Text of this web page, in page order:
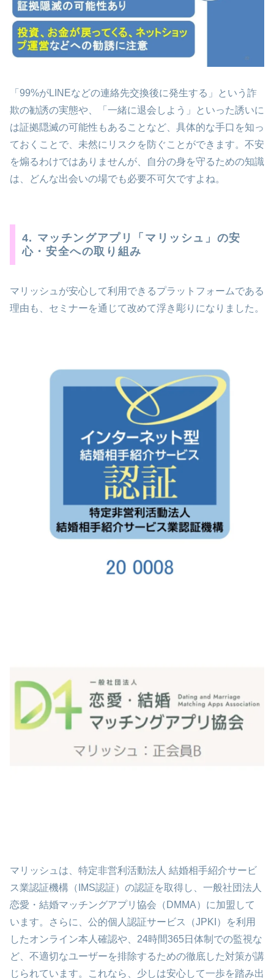
「99%がLINEなどの連絡先交換後に発生する」という詐
欺の勧誘の実態や、「一緒に退会しよう」といった誘いに
は証拠隠滅の可能性もあることなど、具体的な手口を知っ
ておくことで、未然にリスクを防ぐことができます。不安
を煽るわけではありませんが、自分の身を守るための知識
は、どんな出会いの場でも必要不可欠ですよね。
4. マッチングアプリ「マリッシュ」の安
心・安全への取り組み
マリッシュが安心して利用できるプラットフォームである
理由も、セミナーを通じて改めて浮き彫りになりました。
マリッシュは、特定非営利活動法人 結婚相手紹介サービ
ス業認証機構（IMS認証）の認証を取得し、一般社団法人
恋愛・結婚マッチングアプリ協会（DMMA）に加盟して
います。さらに、公的個人認証サービス（JPKI）を利用
したオンライン本人確認や、24時間365日体制での監視な
ど、不適切なユーザーを排除するための徹底した対策が講
じられています。これなら、少しは安心して一歩を踏み出